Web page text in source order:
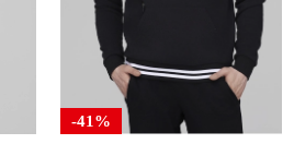
-41%